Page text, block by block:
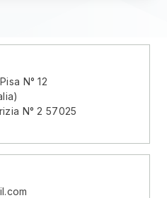
N° 12
N° 2 57025